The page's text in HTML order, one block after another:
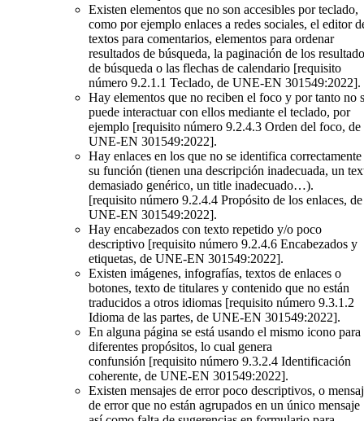
Existen elementos que no son accesibles por teclado,
como por ejemplo enlaces a redes sociales, el editor
textos para comentarios, elementos para ordenar
resultados de búsqueda, la paginación de los
de búsqueda o las flechas de calendario [requisito
número 9.2.1.1 Teclado, de UNE-EN 301549:2022].
Hay elementos que no reciben el foco y por tanto no
puede interactuar con ellos mediante el teclado, por
ejemplo [requisito número 9.2.4.3 Orden del foco, de
UNE-EN 301549:2022].
Hay enlaces en los que no se identifica correctamente
su función (tienen una descripción inadecuada, un
demasiado genérico, un title inadecuado…).
[requisito número 9.2.4.4 Propósito de los enlaces, de
UNE-EN 301549:2022].
Hay encabezados con texto repetido y/o poco
descriptivo [requisito número 9.2.4.6 Encabezados y
etiquetas, de UNE-EN 301549:2022].
Existen imágenes, infografías, textos de enlaces o
botones, texto de titulares y contenido que no están
traducidos a otros idiomas [requisito número 9.3.1.2
Idioma de las partes, de UNE-EN 301549:2022].
En alguna página se está usando el mismo icono para
diferentes propósitos, lo cual genera
confunsión [requisito número 9.3.2.4 Identificación
coherente, de UNE-EN 301549:2022].
Existen mensajes de error poco descriptivos, o
de error que no están agrupados en un único mensaje